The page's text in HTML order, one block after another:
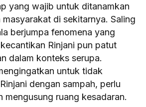
yang wajib untuk ditanamkan
di sekitarnya. Saling
berjumpa fenomena yang
Rinjani pun patut
dalam konteks serupa.
untuk tidak
dengan sampah, perlu
mengusung ruang kesadaran.